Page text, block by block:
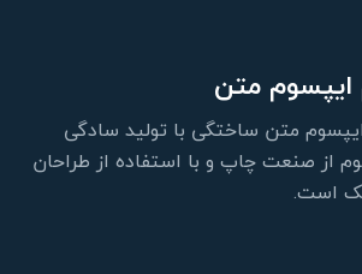
ایپسوم متن
متن ساختگی با تولید سادگی
از صنعت چاپ و با استفاده از طراحان
است.